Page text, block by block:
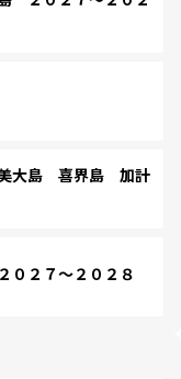
大島 喜界島 加計
２７～２０２８